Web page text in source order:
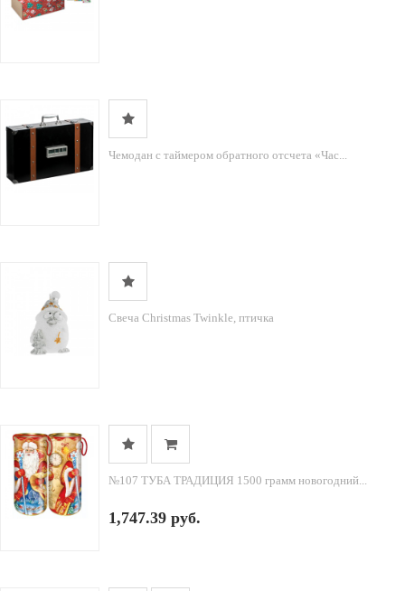
Чемодан с таймером обратного отсчета «Час...
Свеча Christmas Twinkle, птичка
№107 ТУБА ТРАДИЦИЯ 1500 грамм новогодний...
1,747.39 руб.